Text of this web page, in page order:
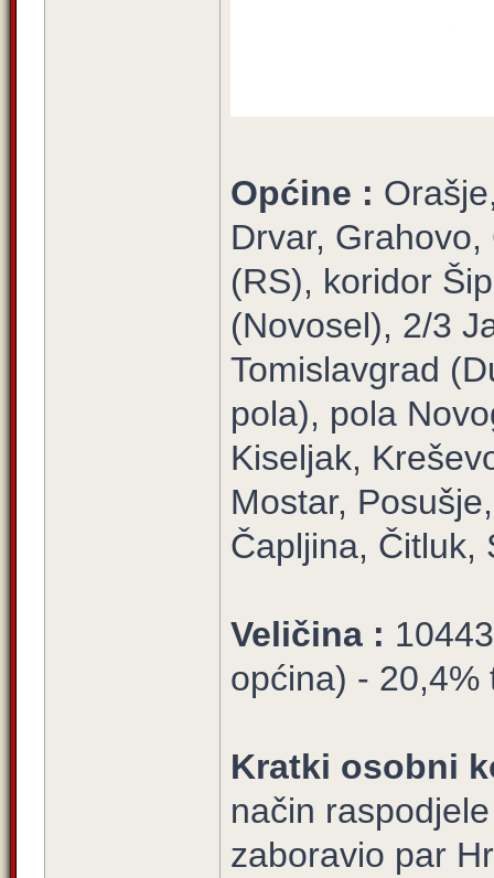
Općine :
Drvar,
(RS), koridor
(Novosel), 2/3
Tomislavgrad
pola), pola
Kiseljak,
Mostar,
Čapljina, Čitluk,
Veličina :
općina) - 20,4%
Kratki osobni
način
zaboravio par